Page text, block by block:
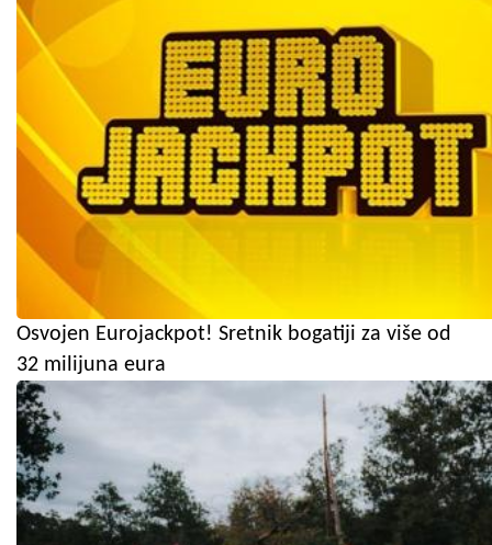
Osvojen Eurojackpot! Sretnik bogatiji za više od
32 milijuna eura